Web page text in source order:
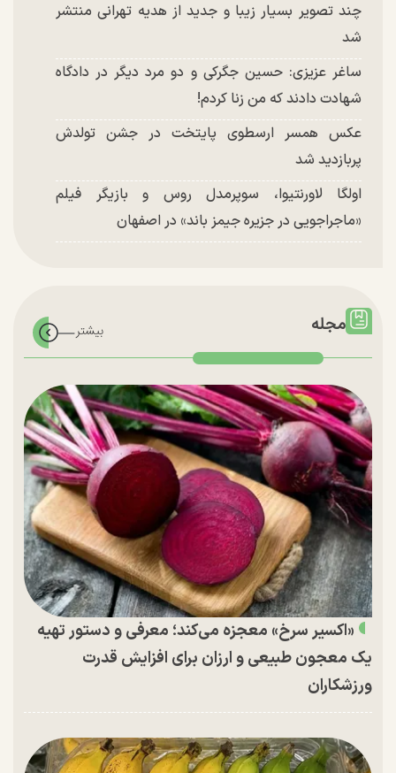
چند تصویر بسیار زیبا و جدید از هدیه تهرانی منتشر
شد
ساغر عزیزی: حسین جگرکی و دو مرد دیگر در دادگاه
شهادت دادند که من زنا کردم!
عکس همسر ارسطوی پایتخت در جشن تولدش
پربازدید شد
اولگا لاورنتیوا، سوپرمدل روس و بازیگر فیلم
«ماجراجویی در جزیره جیمز باند» در اصفهان
مجله
«اکسیر سرخ» معجزه می‌کند؛ معرفی و دستور تهیه
یک معجون طبیعی و ارزان برای افزایش قدرت
ورزشکاران